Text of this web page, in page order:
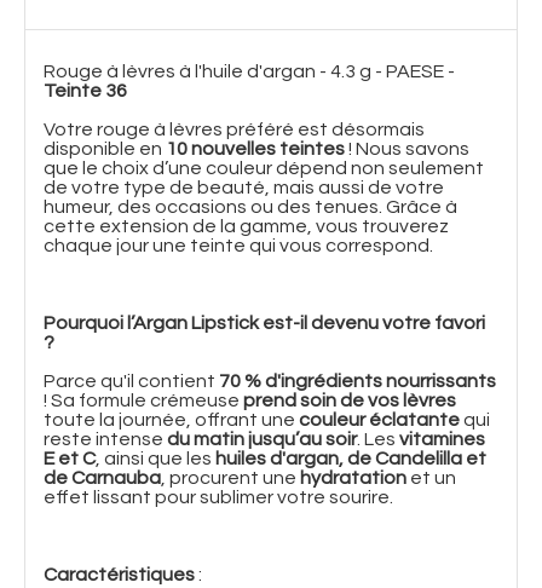
Rouge à lèvres à l'huile d'argan - 4.3 g - PAESE -
Teinte 36
Votre rouge à lèvres préféré est désormais
disponible en 10 nouvelles teintes! Nous savons
que le choix d’une couleur dépend non seulement
de votre type de beauté, mais aussi de votre
humeur, des occasions ou des tenues. Grâce à
cette extension de la gamme, vous trouverez
chaque jour une teinte qui vous correspond.
Pourquoi l’Argan Lipstick est-il devenu votre favori
?
Parce qu'il contient 70 % d'ingrédients nourrissants
! Sa formule crémeuse prend soin de vos lèvres
toute la journée, offrant une couleur éclatantequi
reste intense du matin jusqu’au soir. Les vitamines
E et C, ainsi que les huiles d'argan, de Candelilla et
de Carnauba , procurent une hydratation et un
effet lissant pour sublimer votre sourire.
Caractéristiques: